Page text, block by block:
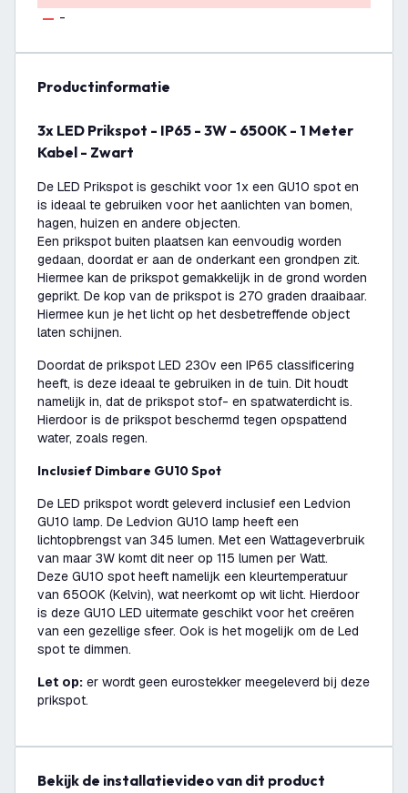
-
productinformatie
3x LED Prikspot - IP65 - 3W - 6500K - 1 Meter
Kabel - Zwart
De LED Prikspot is geschikt voor 1x een GU10 spot en
is ideaal te gebruiken voor het aanlichten van bomen,
hagen, huizen en andere objecten.
Een prikspot buiten plaatsen kan eenvoudig worden
gedaan, doordat er aan de onderkant een grondpen zit.
Hiermee kan de prikspot gemakkelijk in de grond worden
geprikt. De kop van de prikspot is 270 graden draaibaar.
Hiermee kun je het licht op het desbetreffende object
laten schijnen.
Doordat de prikspot LED 230v een IP65 classificering
heeft, is deze ideaal te gebruiken in de tuin. Dit houdt
namelijk in, dat de prikspot stof- en spatwaterdicht is.
Hierdoor is de prikspot beschermd tegen opspattend
water, zoals regen.
Inclusief Dimbare GU10 Spot
De LED prikspot wordt geleverd inclusief een Ledvion
GU10 lamp. De Ledvion GU10 lamp heeft een
lichtopbrengst van 345 lumen. Met een Wattageverbruik
van maar 3W komt dit neer op 115 lumen per Watt.
Deze GU10 spot heeft namelijk een kleurtemperatuur
van 6500K (Kelvin), wat neerkomt op wit licht. Hierdoor
is deze GU10 LED uitermate geschikt voor het creëren
van een gezellige sfeer. Ook is het mogelijk om de Led
spot te dimmen.
Let op: er wordt geen eurostekker meegeleverd bij deze
prikspot.
Bekijk de installatievideo van dit product